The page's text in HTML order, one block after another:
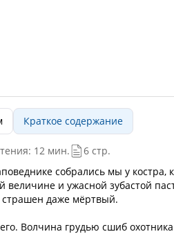
Краткое содержание
12 мин.
6 стр.
собрались мы у костра,
и ужасной зубастой
страшен даже мёртвый.
Волчина грудью сшиб